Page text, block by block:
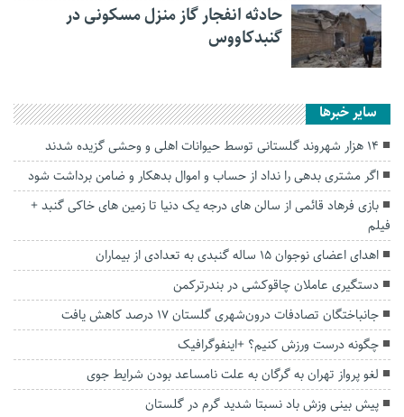
حادثه انفجار گاز منزل مسکونی در
گنبدکاووس
سایر خبرها
۱۴ هزار شهروند گلستانی توسط حیوانات اهلی و وحشی گزیده شدند
اگر مشتری بدهی را نداد از حساب و اموال بدهکار و ضامن برداشت شود
بازی فرهاد قائمی از سالن های درجه یک دنیا تا زمین های خاکی گنبد +
فیلم
اهدای اعضای نوجوان ۱۵ ساله گنبدی به تعدادی از بیماران
دستگیری عاملان چاقوکشی در بندرترکمن
جانباختگان تصادفات درون‌شهری گلستان ۱۷ درصد کاهش یافت
چگونه درست ورزش کنیم؟ +اینفوگرافیک
لغو پرواز تهران به گرگان به علت نامساعد بودن شرایط جوی
پیش بینی وزش باد نسبتا شدید گرم در گلستان